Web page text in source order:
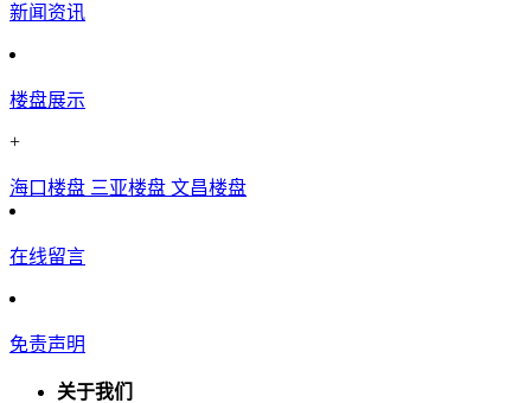
新闻资讯
楼盘展示
+
海口楼盘 三亚楼盘 文昌楼盘
在线留言
免责声明
关于我们